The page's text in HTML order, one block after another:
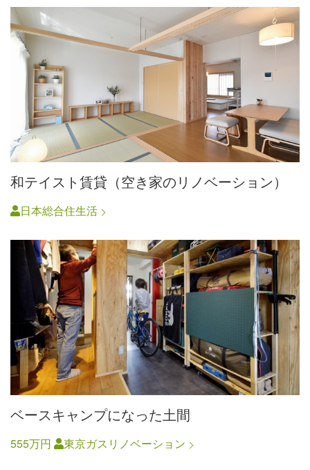
和テイスト賃貸（空き家のリノベーション）
日本総合住生活
ベースキャンプになった土間
555万円 東京ガスリノベーション